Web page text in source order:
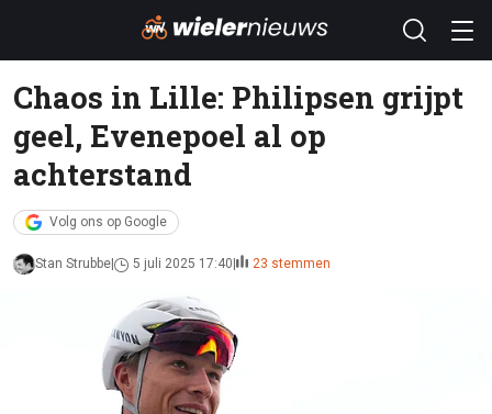
Chaos in Lille: Philipsen grijpt
geel, Evenepoel al op
achterstand
Volg ons op Google
Stan Strubbe 5 juli 2025 17:40 23 stemmen